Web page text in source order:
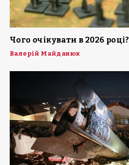
Чого очікувати в 2026 році?
Валерій Майданюк